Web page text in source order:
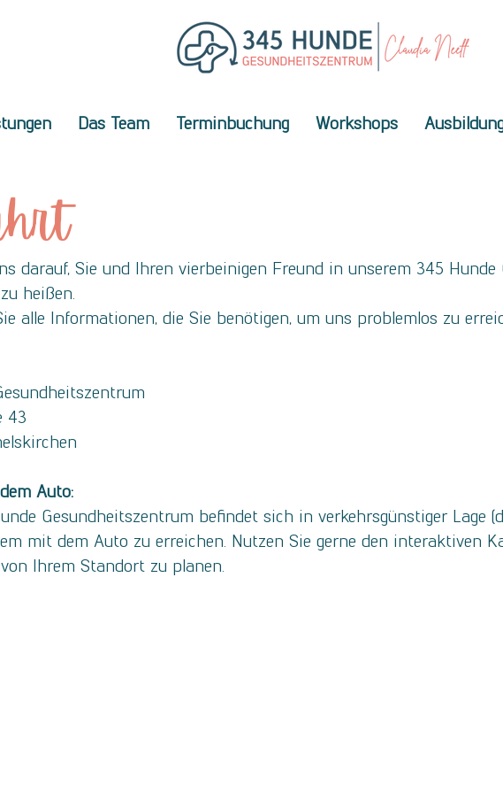
Das Team Terminbuchung Workshops
darauf, Sie und Ihren vierbeinigen Freund in unserem 345 Hunde
heißen.
alle Informationen, die Sie benötigen, um uns problemlos zu
43
Auto:
Gesundheitszentrum befindet sich in verkehrsgünstiger Lage
mit dem Auto zu erreichen. Nutzen Sie gerne den interaktiven
Ihrem Standort zu planen.